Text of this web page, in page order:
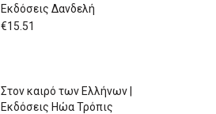
Εκδόσεις Δανδελή
€15.51
Στον καιρό των Ελλήνων |
Εκδόσεις Ηώα Τρόπις